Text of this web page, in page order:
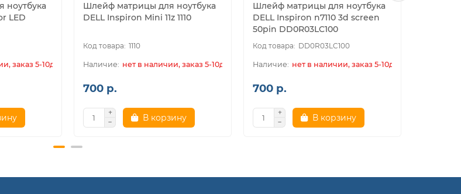
ноутбука
LED
заказ 5-10дн.
Шлейф матрицы для ноутбука
DELL Inspiron Mini 11z 1110
1110
нет в наличии, заказ 5-10дн.
700 р.
В корзину
Шлейф матрицы для ноутбука
DELL Inspiron n7110 3d screen
50pin DD0R03LC100
DD0R03LC100
нет в наличии, заказ 5-10дн.
700 р.
В корзину